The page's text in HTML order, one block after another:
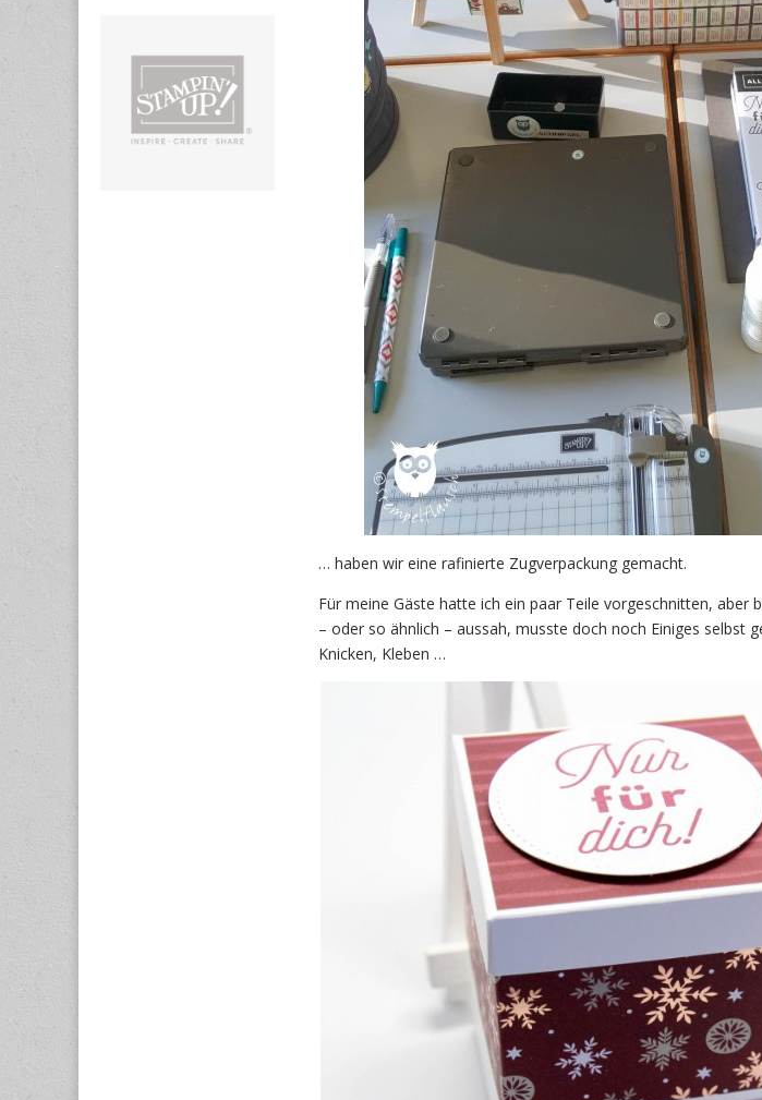
… haben wir eine rafinierte Zugverpackung gemacht.
Für meine Gäste hatte ich ein paar Teile vorgeschnitten, aber
– oder so ähnlich – aussah, musste doch noch Einiges selbst
Knicken, Kleben …